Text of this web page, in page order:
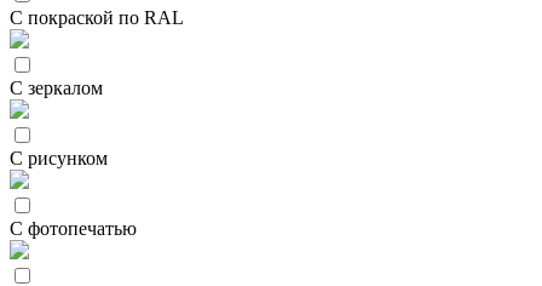
С покраской по RAL
С зеркалом
С рисунком
С фотопечатью